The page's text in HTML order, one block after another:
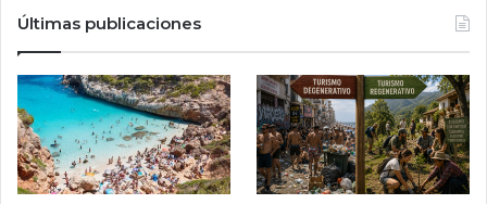
Últimas publicaciones